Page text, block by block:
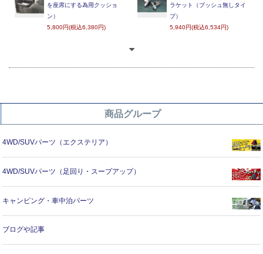
を座席にする為用クッショ
ン）
5,800円(税込6,380円)
ラケット（ブッシュ無しタイ
プ）
5,940円(税込6,534円)
商品グループ
4WD/SUVパーツ（エクステリア）
4WD/SUVパーツ（足回り・スープアップ）
キャンピング・車中泊パーツ
ブログや記事